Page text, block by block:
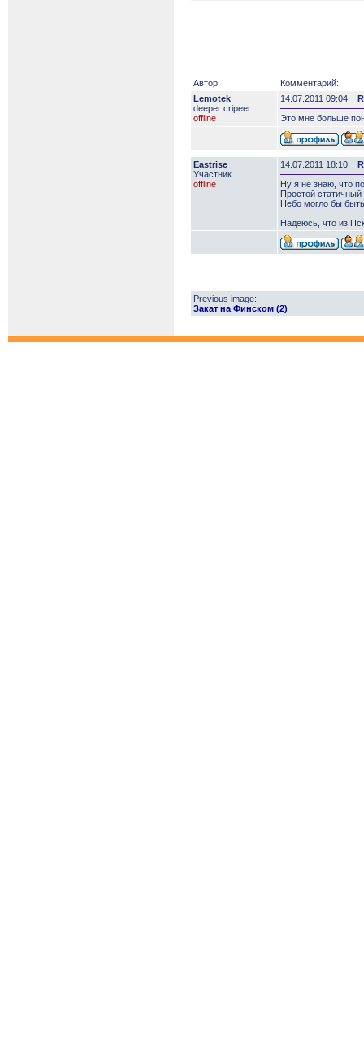
Автор:
Комментарий:
Lemotek
deeper сripeer
offline
14.07.2011 09:04
Это мне больше
Eastrise
Участник
offline
14.07.2011 18:10
Ну я не знаю, что
Простой
Небо могло бы
Надеюсь, что из
Previous image:
Закат на Финском (2)